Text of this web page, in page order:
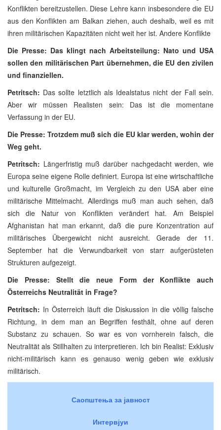
Konflikten bereitzustellen. Diese Lehre kann insbesondere die EU
aus den Konflikten am Balkan ziehen, auch deshalb, weil es mit
ihren militärischen Kapazitäten nicht weit her ist. Andere Konflikte
Die Presse: Das klingt nach Arbeitsteilung: Nato und USA
sollen den militärischen Part übernehmen, die EU den zivilen
und finanziellen.
Petritsch: Das sollte letztlich als Idealstatus nicht der Fall sein.
Aber wir müssen Realisten sein: Das ist die momentane
Verfassung in der EU.
Die Presse: Trotzdem muß sich die EU klar werden, wohin der
Weg geht.
Petritsch: Längerfristig muß darüber nachgedacht werden, wie
Europa seine eigene Rolle definiert. Europa ist eine wirtschaftliche
und kulturelle Großmacht, im Vergleich zu den USA aber eine
militärische Mittelmacht. Allerdings muß man auch sehen, daß
sich die Natur von Konflikten verändert hat. Am Beispiel
Afghanistan hat man erkannt, daß die pure Konzentration auf
militärisches Übergewicht nicht ausreicht. Gerade der 11.
September hat die Verwundbarkeit von starr aufgerüsteten
Strukturen aufgezeigt.
Die Presse: Stellt die neue Form der Konflikte auch
Österreichs Neutralität in Frage?
Petritsch: In Österreich läuft die Diskussion in die völlig falsche
Richtung, in dem man an Begriffen festhält, ohne auf deren
Substanz zu schauen. So war es von vornherein falsch, die
Neutralität als Stillhalten zu interpretieren. Ich bin Realist: Exklusiv
nicht-militärisch kann es genauso wenig geben wie exklusiv
militärisch.
Саопштења за јавност
Интервјуи